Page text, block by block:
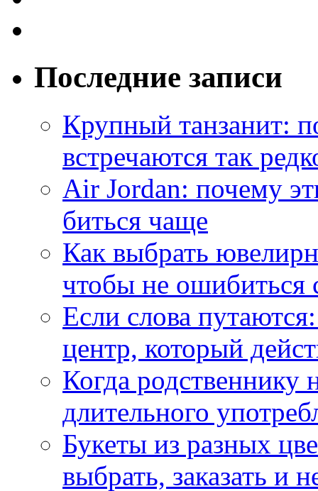
Последние записи
Крупный танзанит:
встречаются так
Air Jordan: почему
биться чаще
Как выбрать
чтобы не ошибиться
Если слова
центр, который
Когда
длительного
Букеты из разных
выбрать, заказать и